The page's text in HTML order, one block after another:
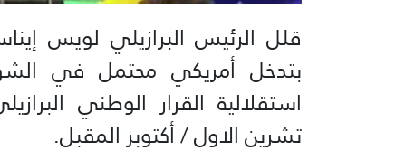
قلل الرئيس البرازيلي لويس
بتدخل أمريكي محتمل في
استقلالية القرار الوطني
تشرين الاول / أكتوبر المقبل.